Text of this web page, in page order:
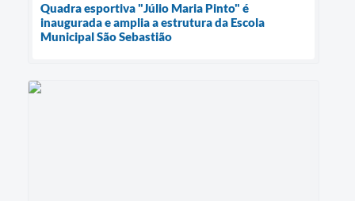
Quadra esportiva "Júlio Maria Pinto" é
inaugurada e amplia a estrutura da Escola
Municipal São Sebastião